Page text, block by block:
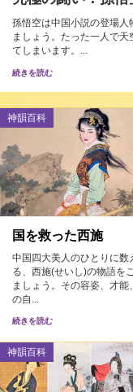
孫悟空は中国小説の登場人
ましょう。たった一人で
てしまいます。...
続きを読む
神韻百科
国を救った西施
中国四大美人のひとりに数
る、西施(せいし)の物語を
ましょう。その容姿、才能
の自...
続きを読む
神韻百科